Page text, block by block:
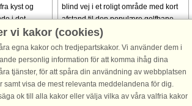
kyst og
i det
område,
havneby
byder på fred
blind vej i et roligt område med kort
afstand til den populære golfbane
Hvide Klit. Huset er godt indrettet, og
til det ene værelse, som har indgang
ude fra terrassen, ...
från 6.854 SEK
vi kakor (cookies)
egna kakor och tredjepartskakor. Vi använder dem i
personlig information för att komma ihåg dina
tjänster, för att spåra din användning av webbplatsen
samt visa de mest relevanta meddelandena för dig.
ok till alla kakor eller välja vilka av våra valfria kakor